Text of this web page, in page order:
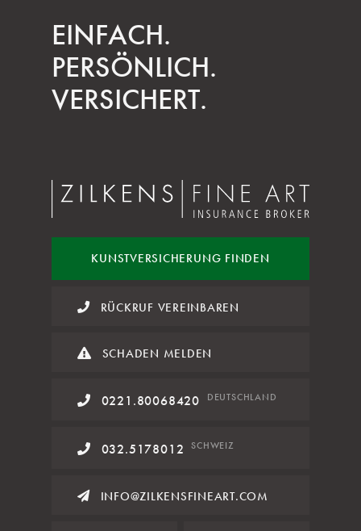
EINFACH.
PERSÖNLICH.
VERSICHERT.
KUNSTVERSICHERUNG FINDEN
RÜCKRUF VEREINBAREN
SCHADEN MELDEN
0221.80068420 DEUTSCHLAND
032.5178012 SCHWEIZ
INFO@ZILKENSFINEART.COM